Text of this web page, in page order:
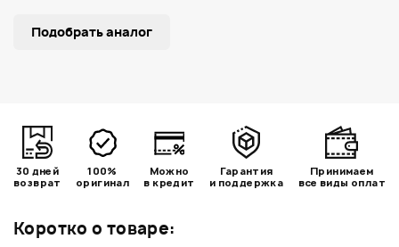
Коротко о товаре:
Подобрать аналог
30 дней
возврат
100%
оригинал
Можно
в кредит
Гарантия
и поддержка
Принимаем
все виды оплат